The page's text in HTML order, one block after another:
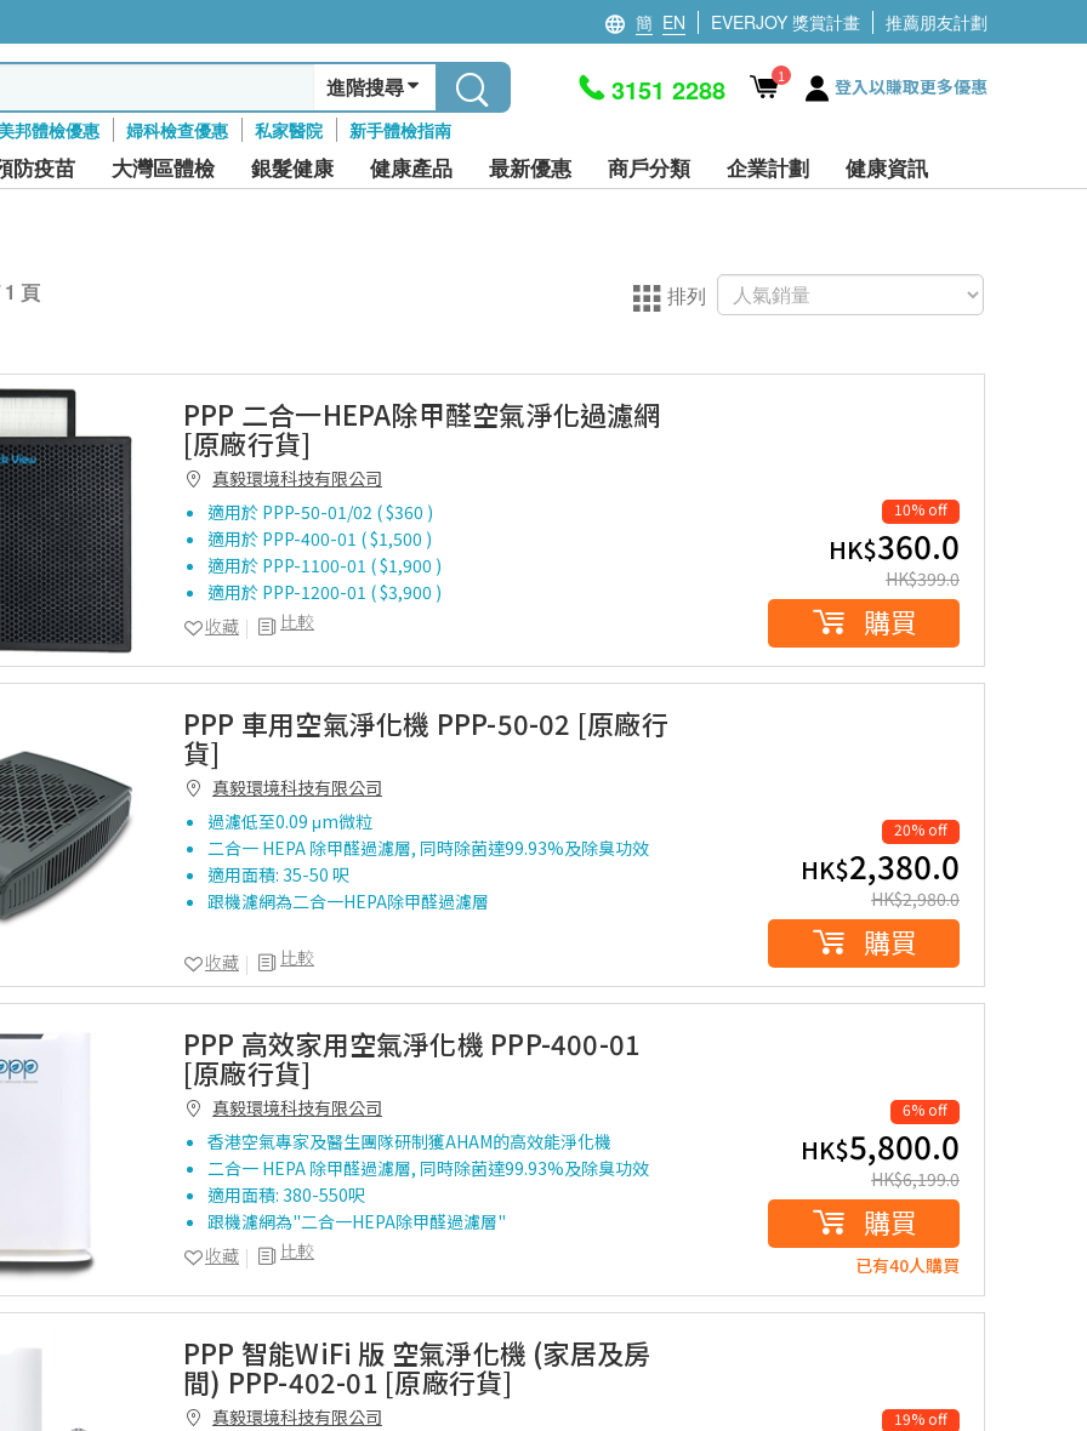
簡 EN EVERJOY 獎賞計畫 推薦朋友計劃
進階搜尋
邦體檢優惠 婦科檢查優惠 私家醫院 新手體檢指南
3151 2288 1 登入以賺取更多優惠
防疫苗 大灣區體檢 銀髮健康 健康產品 最新優惠 商戶分類 企業計劃 健康資訊
1 頁 排列
PPP 二合一HEPA除甲醛空氣淨化過濾網
[原廠行貨]
真毅環境科技有限公司
適用於 PPP-50-01/02 ( $360 )
適用於 PPP-400-01 ( $1,500 )
適用於 PPP-1100-01 ( $1,900 )
適用於 PPP-1200-01 ( $3,900 )
比較
收藏
10% off
HK$360.0
HK$399.0
購買
PPP 車用空氣淨化機 PPP-50-02 [原廠行
貨]
真毅環境科技有限公司
過濾低至0.09 μm微粒
二合一 HEPA 除甲醛過濾層, 同時除菌達99.93%及除臭功效
適用面積: 35-50 呎
跟機濾網為二合一HEPA除甲醛過濾層
比較
收藏
20% off
HK$2,380.0
HK$2,980.0
購買
PPP 高效家用空氣淨化機 PPP-400-01
[原廠行貨]
真毅環境科技有限公司
香港空氣專家及醫生團隊研制獲AHAM的高效能淨化機
二合一 HEPA 除甲醛過濾層, 同時除菌達99.93%及除臭功效
適用面積: 380-550呎
跟機濾網為"二合一HEPA除甲醛過濾層"
比較
收藏
6% off
HK$5,800.0
HK$6,199.0
購買
已有40人購買
PPP 智能WiFi 版 空氣淨化機 (家居及房
間) PPP-402-01 [原廠行貨]
真毅環境科技有限公司
19% off